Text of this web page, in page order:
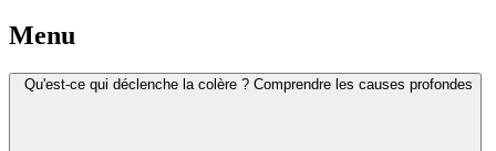
Menu
Qu'est-ce qui déclenche la colère ? Comprendre les causes profondes